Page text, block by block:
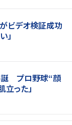
ビデオ検証成功
」
誕 プロ野球“顔
った」